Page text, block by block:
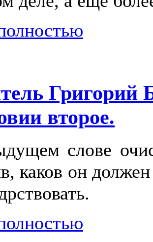
Григорий
второе.
слове
каков он